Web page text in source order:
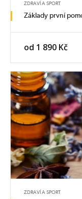
ZDRAVÍ A SPORT
Základy první
od 1 890 Kč
ZDRAVÍ A SPORT